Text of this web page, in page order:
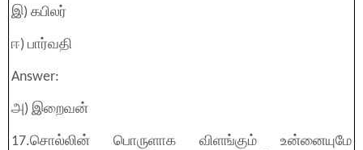
இ) கபிலர்
ஈ) பார்வதி
Answer:
அ) இறைவன்
17.சொல்லின் பொருளாக விளங்கும் உன்னையுமே